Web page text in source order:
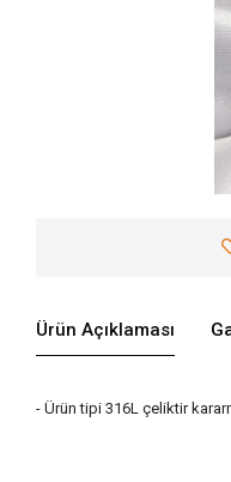
Ürün Açıklaması
- Ürün tipi 316L çeliktir